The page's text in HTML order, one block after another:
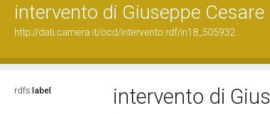
intervento di Giuseppe Cesare
http://dati.camera.it/ocd/intervento.rdf/in18_505932
rdfs: label intervento di